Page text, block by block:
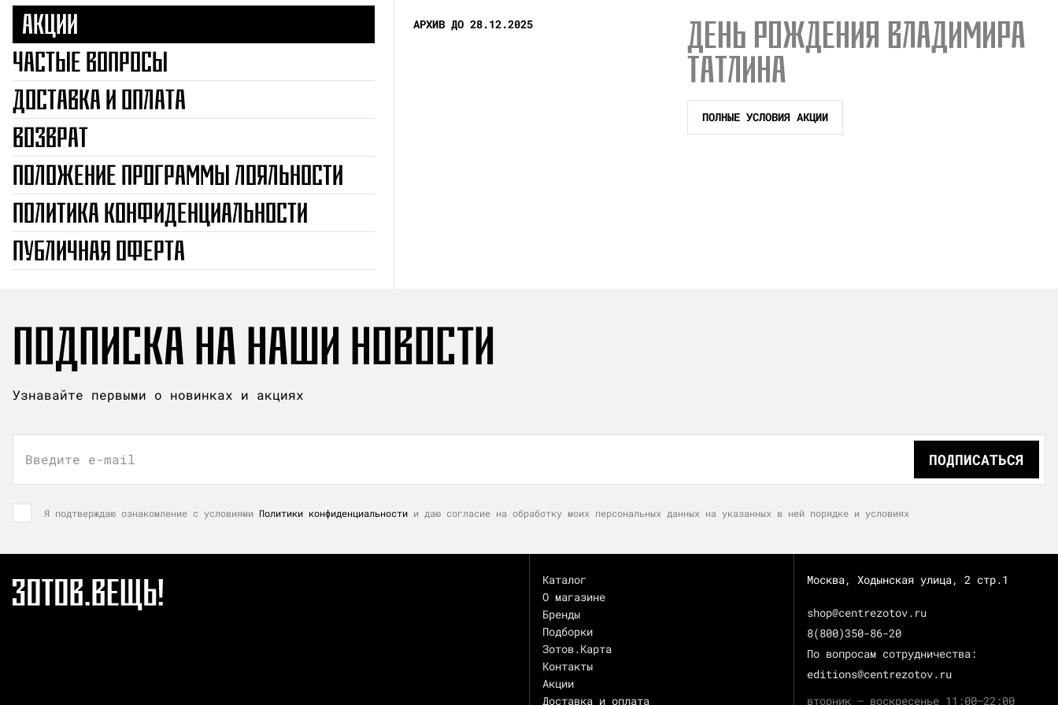
Акции
Частые вопросы
Доставка и оплата
Возврат
Положение программы лояльности
Политика конфиденциальности
Публичная оферта
АРХИВ ДО 28.12.2025
ДЕНЬ РОЖДЕНИЯ ВЛАДИМИРА
ТАТЛИНА
ПОЛНЫЕ УСЛОВИЯ АКЦИИ
ПОДПИСКА НА НАШИ НОВОСТИ
Узнавайте первыми о новинках и акциях
Введите e-mail ПОДПИСАТЬСЯ
Я подтверждаю ознакомление с условиями Политики конфиденциальности и даю согласие на обработку моих персональных данных на указанных в ней порядке и условиях
Каталог
О магазине
Бренды
Подборки
Зотов.Карта
Контакты
Акции
Доставка и оплата
Москва, Ходынская улица, 2 стр.1
shop@centrezotov.ru
8(800)350-86-20
По вопросам сотрудничества:
editions@centrezotov.ru
вторник — воскресенье 11:00–22:00